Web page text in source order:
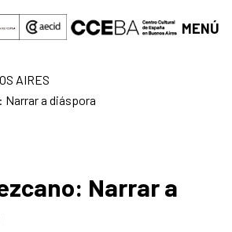
principal
MENÚ
AIRES
a diáspora
Narrar a